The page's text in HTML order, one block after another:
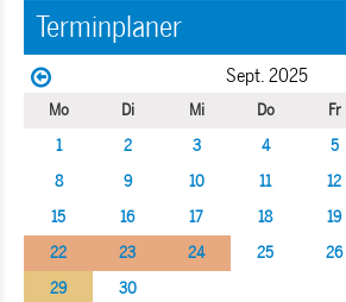
Terminplaner
Sept. 2025
Mo Di Mi Do Fr
1
2 3 4 5
8
9 10 11 12
15
16 17 18 19
22
23 24 25 26
29
30